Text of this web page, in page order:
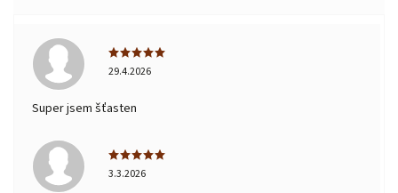
29.4.2026
Super jsem šťasten
3.3.2026